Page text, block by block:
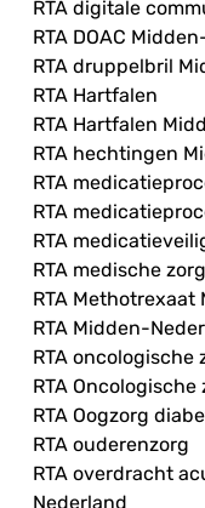
RTA digitale
RTA DOAC
RTA druppelbril
RTA Hartfalen
RTA Hartfalen
RTA hechtingen
RTA
RTA
RTA
RTA medische
RTA
RTA Midden-
RTA oncologische
RTA
RTA Oogzorg
RTA ouderenzorg
RTA overdracht
Nederland